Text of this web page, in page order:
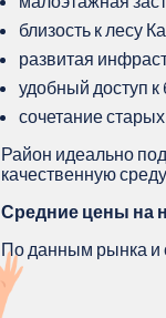
близость к лесу
развитая
удобный доступ
сочетание
Район идеально
качественную
Средние цены на
По данным рынка и